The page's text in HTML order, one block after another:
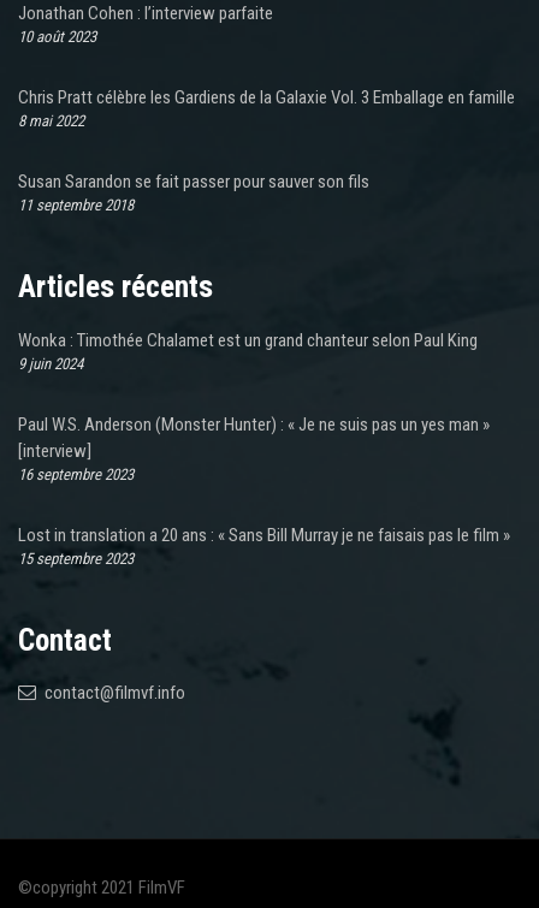
Jonathan Cohen : l’interview parfaite
10 août 2023
Chris Pratt célèbre les Gardiens de la Galaxie Vol. 3 Emballage en famille
8 mai 2022
Susan Sarandon se fait passer pour sauver son fils
11 septembre 2018
Articles récents
Wonka : Timothée Chalamet est un grand chanteur selon Paul King
9 juin 2024
Paul W.S. Anderson (Monster Hunter) : « Je ne suis pas un yes man »
[interview]
16 septembre 2023
Lost in translation a 20 ans : « Sans Bill Murray je ne faisais pas le film »
15 septembre 2023
Contact
contact@filmvf.info
©copyright 2021 FilmVF